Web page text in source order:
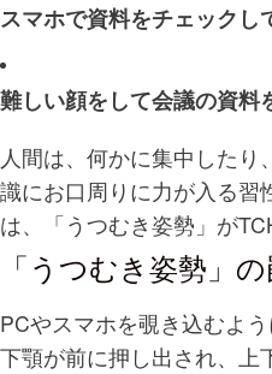
スマホで資料をチェックし
難しい顔をして会議の資料
人間は、何かに集中した
識にお口周りに力が入る習
は、「うつむき姿勢」が
「うつむき姿勢」
PCやスマホを覗き込むよ
下顎が前に押し出され、上